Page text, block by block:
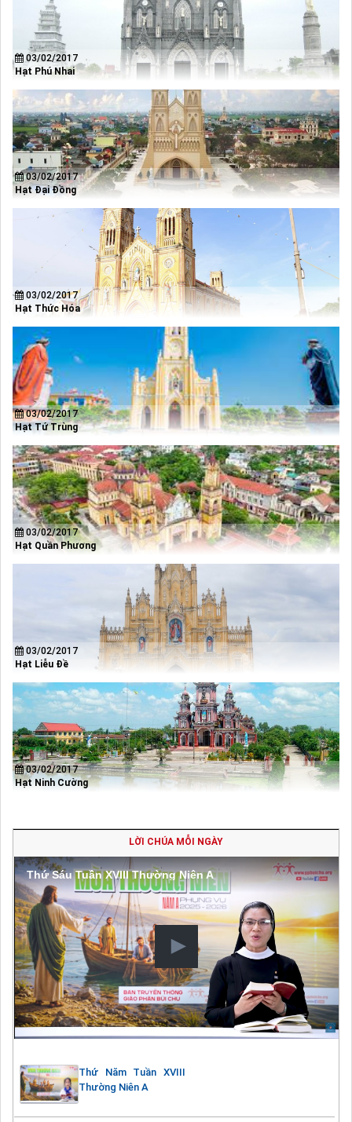
03/02/2017
Hạt Phú Nhai
03/02/2017
Hạt Đại Đồng
03/02/2017
Hạt Thức Hóa
03/02/2017
Hạt Tứ Trùng
03/02/2017
Hạt Quần Phương
03/02/2017
Hạt Liễu Đề
03/02/2017
Hạt Ninh Cường
LỜI CHÚA MỖI NGÀY
Thứ Sáu Tuần XVIII Thường Niên A
Thứ Năm Tuần XVIII
Thường Niên A